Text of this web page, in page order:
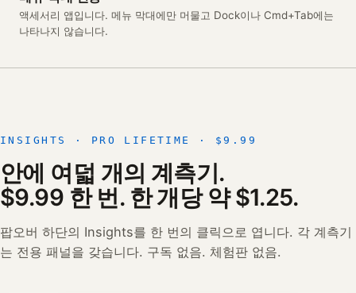
액세서리 앱입니다. 메뉴 막대에만 머물고 Dock이나 Cmd+Tab에는
나타나지 않습니다.
INSIGHTS · PRO LIFETIME · $9.99
안에 여덟 개의 계측기.
$9.99 한 번. 한 개당 약 $1.25.
팝오버 하단의 Insights를 한 번의 클릭으로 엽니다. 각 계측기
는 전용 패널을 갖습니다. 구독 없음. 체험판 없음.